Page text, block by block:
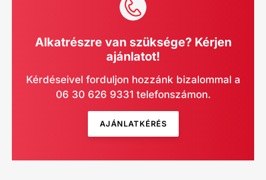
Alkatrészre van szüksége? Kérjen
ajánlatot!
Kérdéseivel forduljon hozzánk bizalommal a
06 30 626 9331 telefonszámon.
AJÁNLATKÉRÉS